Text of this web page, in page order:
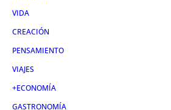
VIDA
CREACIÓN
PENSAMIENTO
VIAJES
+ECONOMÍA
GASTRONOMÍA